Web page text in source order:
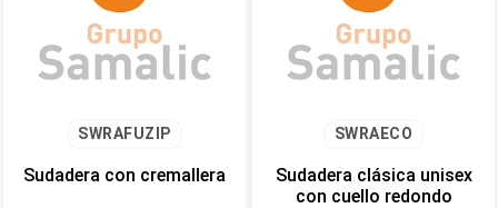
SWRAFUZIP
Sudadera con cremallera
SWRAECO
Sudadera clásica unisex
con cuello redondo